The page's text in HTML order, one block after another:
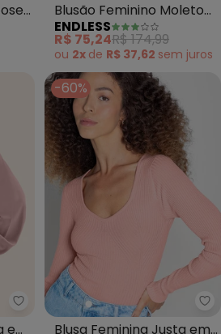
Blusão Feminino Moletom
Felpado (Rosa)
ENDLESS
R$ 75,24R$ 174,99
ou 2x de R$ 37,62 sem juros
Rovitex - Camisa Manga Longa
-60%
Blusa Feminina Justa em